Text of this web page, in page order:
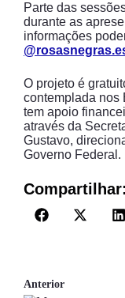
Parte das
durante as
informações
O projeto é
contemplada nos
tem apoio
através da
Gustavo,
Governo Federal.
Compartilhar:
Anterior